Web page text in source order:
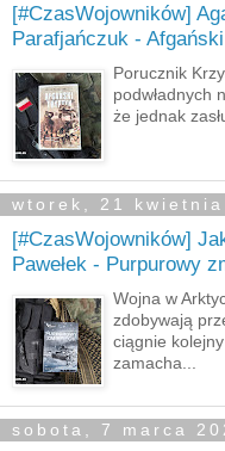
[#CzasWojowników]
Parafjańczuk -
Porucznik
podwładnych
że jednak
wtorek, 21 kwietnia
[#CzasWojowników]
Pawełek - Purpurowy
Wojna w
zdobywają
ciągnie
zamacha...
sobota, 7 marca